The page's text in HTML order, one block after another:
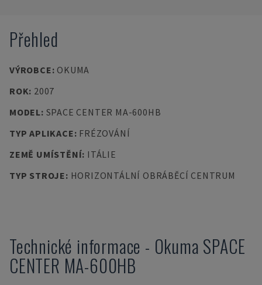
Přehled
VÝROBCE: OKUMA
ROK: 2007
MODEL: SPACE CENTER MA-600HB
TYP APLIKACE: FRÉZOVÁNÍ
ZEMĚ UMÍSTĚNÍ: ITÁLIE
TYP STROJE: HORIZONTÁLNÍ OBRÁBĚCÍ CENTRUM
Technické informace - Okuma SPACE
CENTER MA-600HB